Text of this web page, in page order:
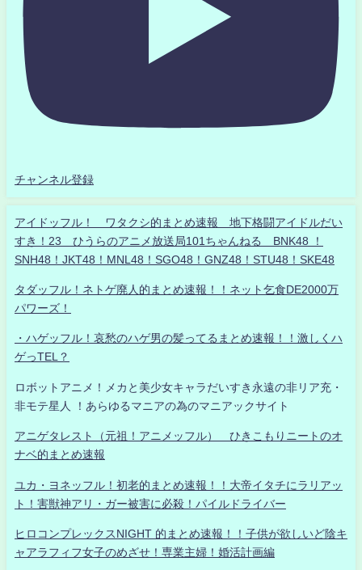
チャンネル登録
アイドッフル！ ワタクシ的まとめ速報 地下格闘アイドルだい
すき！23 ひうらのアニメ放送局101ちゃんねる BNK48 ！
SNH48！JKT48！MNL48！SGO48！GNZ48！STU48！SKE48
タダッフル！ネトゲ廃人的まとめ速報！！ネット乞食DE2000万
パワーズ！
・ハゲッフル！哀愁のハゲ男の髪ってるまとめ速報！！激しくハ
ゲっTEL？
ロボットアニメ！メカと美少女キャラだいすき永遠の非リア充・
非モテ星人 ！あらゆるマニアの為のマニアックサイト
アニゲタレスト（元祖！アニメッフル） ひきこもりニートのオ
ナベ的まとめ速報
ユカ・ヨネッフル！初老的まとめ速報！！大帝イタチにラリアッ
ト！害獣神アリ・ガー被害に必殺！パイルドライバー
ヒロコンプレックスNIGHT 的まとめ速報！！子供が欲しいど陰キ
ャアラフィフ女子のめざせ！専業主婦！婚活計画編